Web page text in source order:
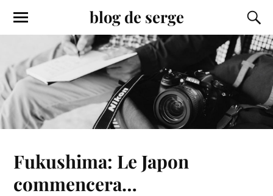
blog de serge
Fukushima: Le Japon
commencera…